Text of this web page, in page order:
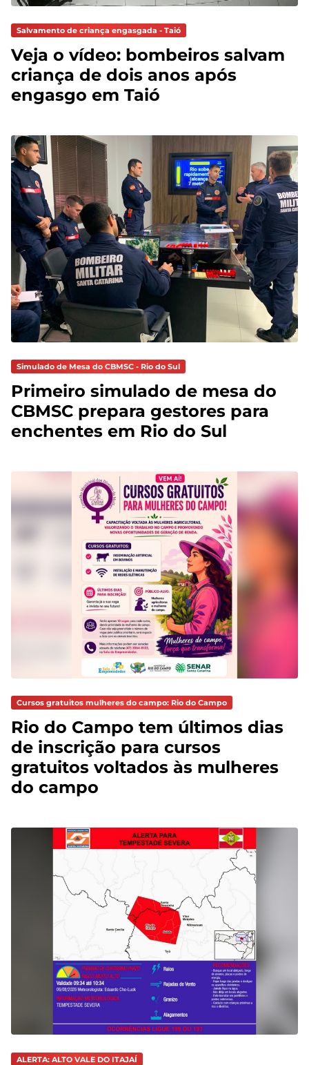
Salvamento de criança engasgada - Taió
Veja o vídeo: bombeiros salvam
criança de dois anos após
engasgo em Taió
Simulado de Mesa do CBMSC - Rio do Sul
Primeiro simulado de mesa do
CBMSC prepara gestores para
enchentes em Rio do Sul
Cursos gratuitos mulheres do campo: Rio do Campo
Rio do Campo tem últimos dias
de inscrição para cursos
gratuitos voltados às mulheres
do campo
ALERTA: ALTO VALE DO ITAJAÍ